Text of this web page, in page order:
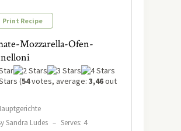
Print Recipe
Mozzarella-Ofen-
(54votes, average: 3,46out
Sandra Ludes – Serves: 4